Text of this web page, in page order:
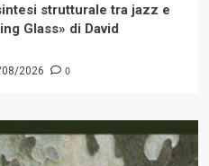
strutturale tra jazz e
Glass» di David
2026 0